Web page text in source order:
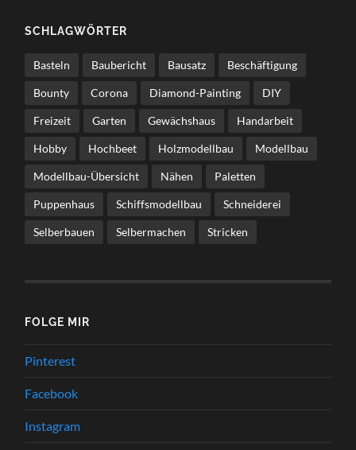
SCHLAGWÖRTER
Basteln Baubericht Bausatz Beschäftigung
Bounty Corona Diamond-Painting DIY
Freizeit Garten Gewächshaus Handarbeit
Hobby Hochbeet Holzmodellbau Modellbau
Modellbau-Übersicht Nähen Paletten
Puppenhaus Schiffsmodellbau Schneiderei
Selberbauen Selbermachen Stricken
FOLGE MIR
Pinterest
Facebook
Instagram